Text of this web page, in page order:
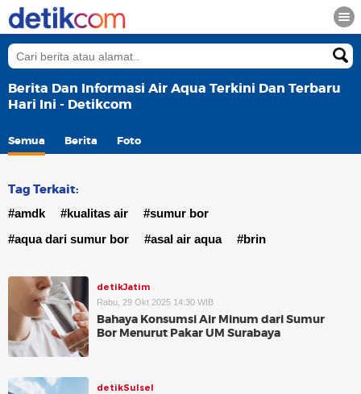
Berita Dan Informasi Air Aqua Terkini Dan Terbaru
Hari Ini - Detikcom
Semua Berita Foto
Tag Terkait:
#amdk #kualitas air
#sumur bor
#aqua dari sumur bor
#asal air aqua #brin
detikJatim
Rabu, 29 Okt 2025 14:30 WIB
Bahaya Konsumsi Air Minum dari Sumur
Bor Menurut Pakar UM Surabaya
detikSulsel